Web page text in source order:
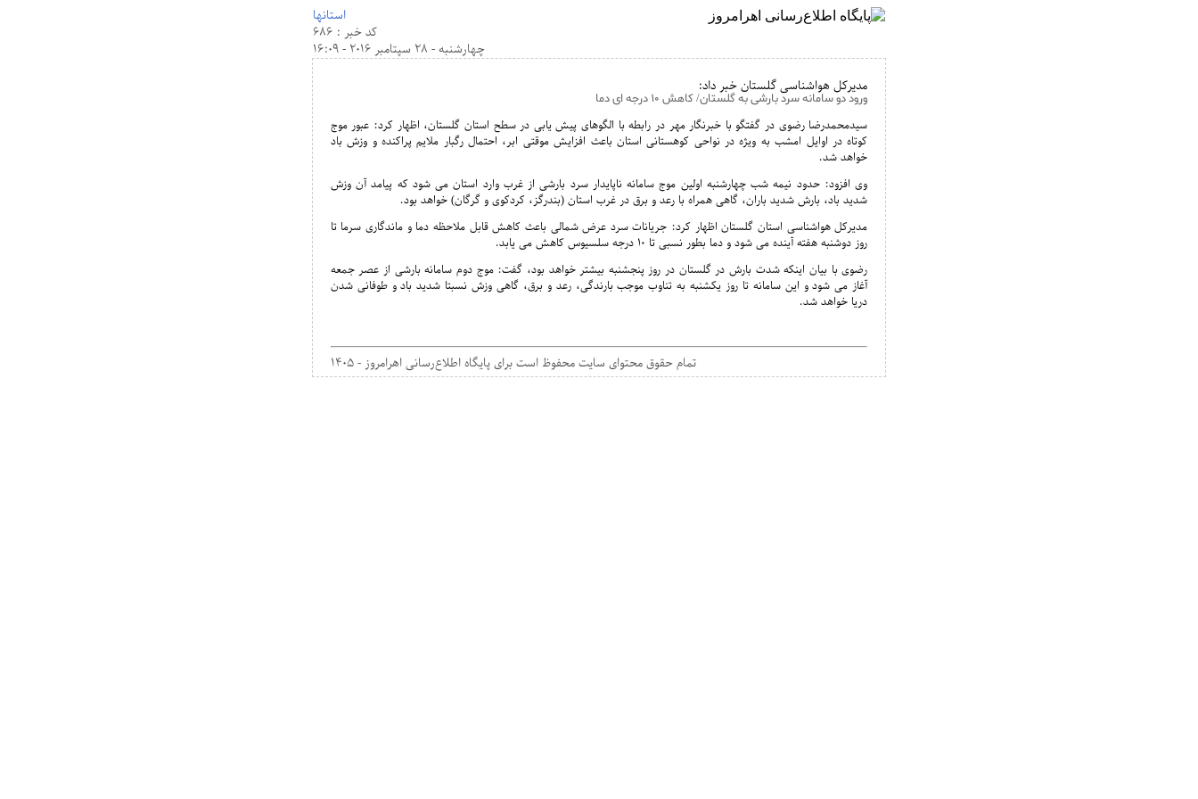
استانها
کد خبر : 686
چهارشنبه - 28 سپتامبر 2016 - 16:09
مدیرکل هواشناسی گلستان خبر داد:
ورود دو سامانه سرد بارشی به گلستان/ کاهش ۱۰ درجه ای دما
سیدمحمدرضا رضوی در گفتگو با خبرنگار مهر در رابطه با الگوهای پیش یابی در سطح استان گلستان، اظهار کرد: عبور موج
کوتاه در اوایل امشب به ویژه در نواحی کوهستانی استان باعث افزایش موقتی ابر، احتمال رگبار ملایم پراکنده و وزش باد
خواهد شد.
وی افزود: حدود نیمه شب چهارشنبه اولین موج سامانه ناپایدار سرد بارشی از غرب وارد استان می شود که پیامد آن وزش
شدید باد، بارش شدید باران، گاهی همراه با رعد و برق در غرب استان (بندرگز، کردکوی و گرگان) خواهد بود.
مدیرکل هواشناسی استان گلستان اظهار کرد: جریانات سرد عرض شمالی باعث کاهش قابل ملاحظه دما و ماندگاری سرما تا
روز دوشنبه هفته آینده می شود و دما بطور نسبی تا ۱۰ درجه سلسیوس کاهش می یابد.
رضوی با بیان اینکه شدت بارش در گلستان در روز پنجشنبه بیشتر خواهد بود، گفت: موج دوم سامانه بارشی از عصر جمعه
آغاز می شود و این سامانه تا روز یکشنبه به تناوب موجب بارندگی، رعد و برق، گاهی وزش نسبتا شدید باد و طوفانی شدن
دریا خواهد شد.
۱۴۰۵ - تمام حقوق محتوای سایت محفوظ است برای پایگاه اطلاع‌رسانی اهرامروز